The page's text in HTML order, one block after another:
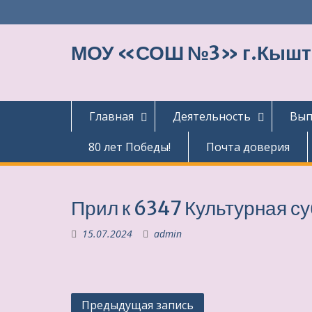
к
МОУ «СОШ №3»
Главная Деятельность
80 лет Победы!
Почта доверия
Прил к 6347 Культурная
15.07.2024 admin
Навигация
Предыдущая запись